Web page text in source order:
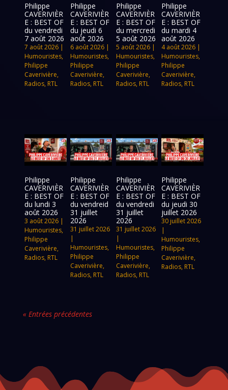
Philippe
CAVERIVIÈR
E : BEST OF
du vendredi
7 août 2026
7 août 2026 |
Humouristes,
Philippe
Caverivière,
Radios, RTL
Philippe
CAVERIVIÈR
E : BEST OF
du jeudi 6
août 2026
6 août 2026|
Humouristes,
Philippe
Caverivière,
Radios, RTL
Philippe
CAVERIVIÈR
E : BEST OF
du mercredi
5 août 2026
5 août 2026|
Humouristes,
Philippe
Caverivière,
Radios, RTL
Philippe
CAVERIVIÈR
E : BEST OF
du mardi 4
août 2026
4 août 2026 |
Humouristes,
Philippe
Caverivière,
Radios, RTL
Philippe
CAVERIVIÈR
E : BEST OF
du lundi 3
août 2026
3 août 2026 |
Humouristes,
Philippe
Caverivière,
Radios, RTL
Philippe
CAVERIVIÈR
E : BEST OF
du vendreid
31 juillet
2026
31 juillet 2026
|
Humouristes,
Philippe
Caverivière,
Radios, RTL
Philippe
CAVERIVIÈR
E : BEST OF
du vendredi
31 juillet
2026
31 juillet 2026
|
Humouristes,
Philippe
Caverivière,
Radios, RTL
Philippe
CAVERIVIÈR
E : BEST OF
du jeudi 30
juillet 2026
30 juillet 2026
|
Humouristes,
Philippe
Caverivière,
Radios, RTL
« Entrées précédentes